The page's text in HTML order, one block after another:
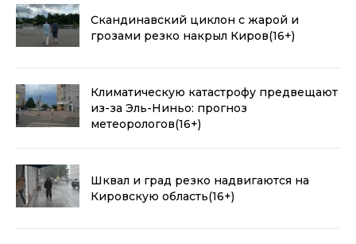
Скандинавский циклон с жарой и
грозами резко накрыл Киров(16+)
Климатическую катастрофу предвещают
из-за Эль-Ниньо: прогноз
метеорологов(16+)
Шквал и град резко надвигаются на
Кировскую область(16+)